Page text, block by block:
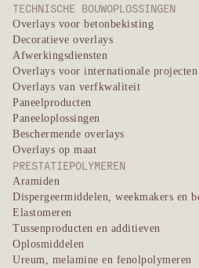
TECHNISCHE BOUWOPLOSSINGEN
Overlays voor betonbekisting
Decoratieve overlays
Afwerkingsdiensten
Overlays voor internationale projecten
Overlays van verfkwaliteit
Paneelproducten
Paneeloplossingen
Beschermende overlays
Overlays op maat
PRESTATIEPOLYMEREN
Aramiden
Dispergeermiddelen, weekmakers en
Elastomeren
Tussenproducten en additieven
Oplosmiddelen
Ureum, melamine en fenolpolymeren